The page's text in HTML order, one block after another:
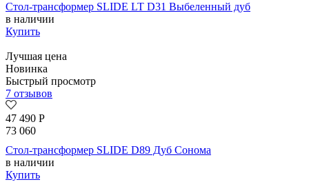
Стол-трансформер SLIDE LT D31 Выбеленный дуб
в наличии
Купить
Лучшая цена
Новинка
Быстрый просмотр
7 отзывов
47 490 Р
73 060
Стол-трансформер SLIDE D89 Дуб Сонома
в наличии
Купить